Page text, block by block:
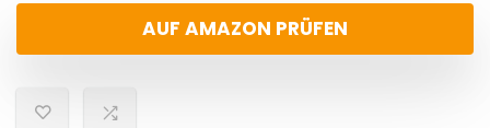
AUF AMAZON PRÜFEN